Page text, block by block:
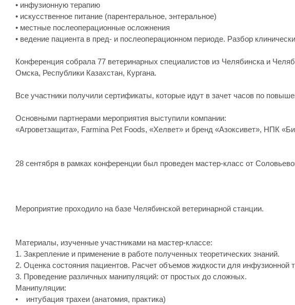
• инфузионную терапию
• искусственное питание (парентеральное, энтеральное)
• местные послеоперационные осложнения
• ведение пациента в пред- и послеоперационном периоде. Разбор
Конференция собрала 77 ветеринарных специалистов из Челябинска и
Омска, Республики Казахстан, Кургана.
Все участники получили сертификаты, которые идут в зачет часов по
Основными партнерами мероприятия выступили компании:
«Агроветзащита», Farmina Pet Foods, «Хелвет» и бренд «Азоксивет», НПК
28 сентября в рамках конференции был проведен мастер-класс от
Мероприятие проходило на базе Челябинской ветеринарной станции.
Материалы, изученные участниками на мастер-классе:
1. Закрепление и применение в работе полученных теоретических знаний.
2. Оценка состояния пациентов. Расчет объемов жидкости для инфузионной
3. Проведение различных манипуляций: от простых до сложных.
Манипуляции:
• интубация трахеи (анатомия, практика)